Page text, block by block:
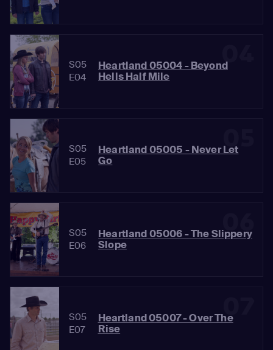
04
S05
E04
Heartland 05004 - Beyond
Hells Half Mile
05
S05
E05
Heartland 05005 - Never Let
Go
06
S05
E06
Heartland 05006 - The Slippery
Slope
07
S05
E07
Heartland 05007 - Over The
Rise